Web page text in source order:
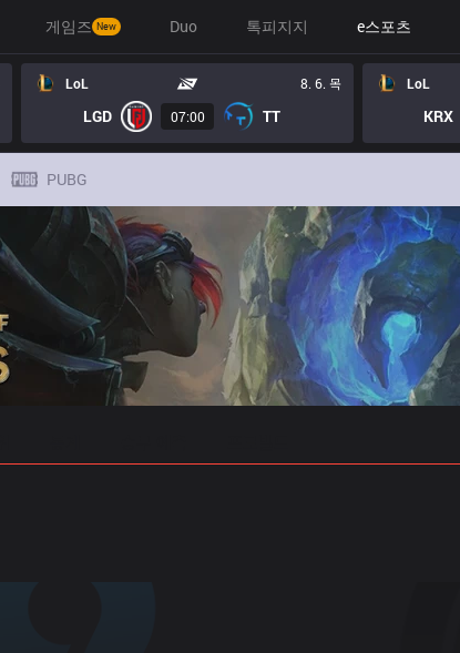
게임즈 New Duo 톡피지지 e스포츠
LoL 8. 6. 목
LGD 07:00 TT
LoL
KRX
PUBG